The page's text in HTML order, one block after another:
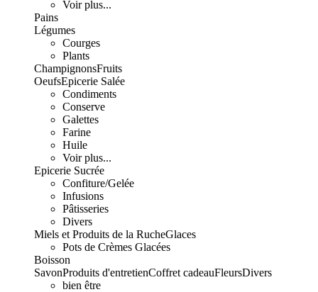
Voir plus...
Pains
Légumes
Courges
Plants
ChampignonsFruits
OeufsEpicerie Salée
Condiments
Conserve
Galettes
Farine
Huile
Voir plus...
Epicerie Sucrée
Confiture/Gelée
Infusions
Pâtisseries
Divers
Miels et Produits de la RucheGlaces
Pots de Crèmes Glacées
Boisson
SavonProduits d'entretienCoffret cadeauFleursDivers
bien être